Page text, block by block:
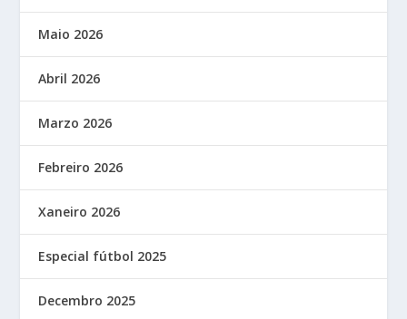
Maio 2026
Abril 2026
Marzo 2026
Febreiro 2026
Xaneiro 2026
Especial fútbol 2025
Decembro 2025